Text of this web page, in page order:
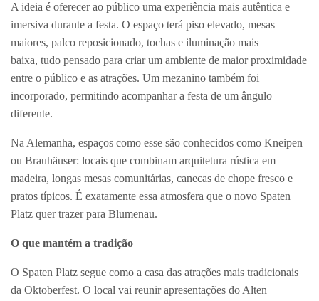
A ideia é oferecer ao público uma experiência mais autêntica e
imersiva durante a festa. O espaço terá piso elevado, mesas
maiores, palco reposicionado, tochas e iluminação mais
baixa, tudo pensado para criar um ambiente de maior proximidade
entre o público e as atrações. Um mezanino também foi
incorporado, permitindo acompanhar a festa de um ângulo
diferente.
Na Alemanha, espaços como esse são conhecidos como Kneipen
ou Brauhäuser: locais que combinam arquitetura rústica em
madeira, longas mesas comunitárias, canecas de chope fresco e
pratos típicos. É exatamente essa atmosfera que o novo Spaten
Platz quer trazer para Blumenau.
O que mantém a tradição
O Spaten Platz segue como a casa das atrações mais tradicionais
da Oktoberfest. O local vai reunir apresentações do Alten